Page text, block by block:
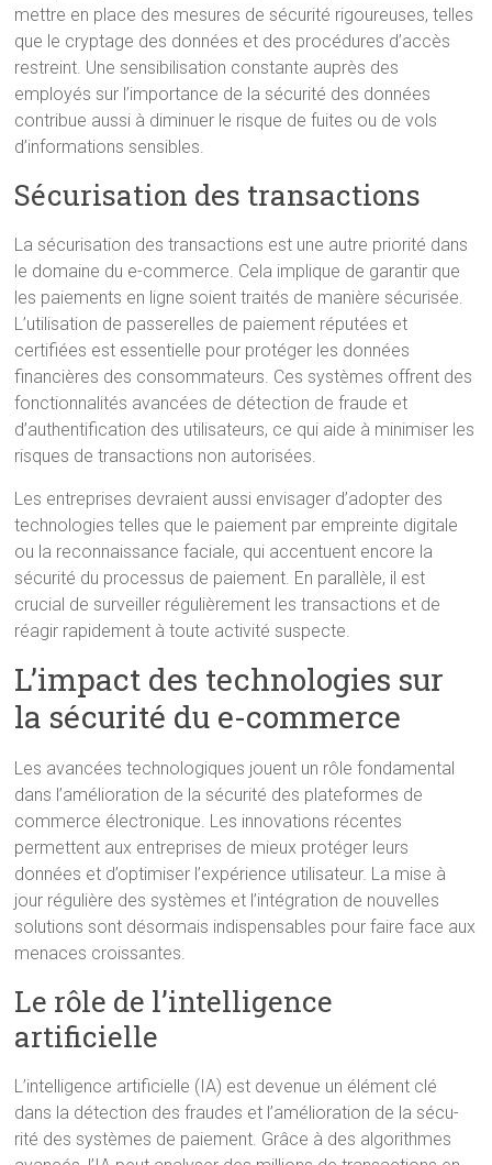
mettre en place des mesures de sécurité rigoureuses, telles
que le cryptage des données et des procédures d’accès
restreint. Une sensibilisation constante auprès des
employés sur l’importance de la sécurité des données
contribue aussi à diminuer le risque de fuites ou de vols
d’informations sensibles.
Sécurisation des transactions
La sécurisation des transactions est une autre priorité dans
le domaine du e-commerce. Cela implique de garantir que
les paiements en ligne soient traités de manière sécurisée.
L’utilisation de passerelles de paiement réputées et
certifiées est essentielle pour protéger les données
financières des consommateurs. Ces systèmes offrent des
fonctionnalités avancées de détection de fraude et
d’authentification des utilisateurs, ce qui aide à minimiser les
risques de transactions non autorisées.
Les entreprises devraient aussi envisager d’adopter des
technologies telles que le paiement par empreinte digitale
ou la reconnaissance faciale, qui accentuent encore la
sécurité du processus de paiement. En parallèle, il est
crucial de surveiller régulièrement les transactions et de
réagir rapidement à toute activité suspecte.
L’impact des technologies sur
la sécurité du e-commerce
Les avancées technologiques jouent un rôle fondamental
dans l’amélioration de la sécurité des plateformes de
commerce électronique. Les innovations récentes
permettent aux entreprises de mieux protéger leurs
données et d’optimiser l’expérience utilisateur. La mise à
jour régulière des systèmes et l’intégration de nouvelles
solutions sont désormais indispensables pour faire face aux
menaces croissantes.
Le rôle de l’intelligence
artificielle
L’intelligence artificielle (IA) est devenue un élément clé
dans la détection des fraudes et l’amélioration de la sécu­
rité des systèmes de paiement. Grâce à des algorithmes